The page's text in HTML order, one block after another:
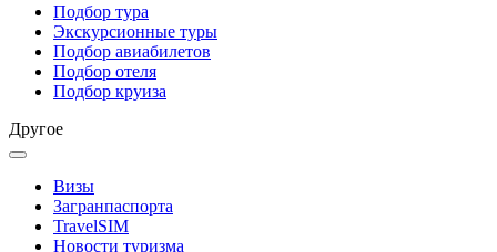
Подбор тура
Экскурсионные туры
Подбор авиабилетов
Подбор отеля
Подбор круиза
Другое
Визы
Загранпаспорта
TravelSIM
Новости туризма